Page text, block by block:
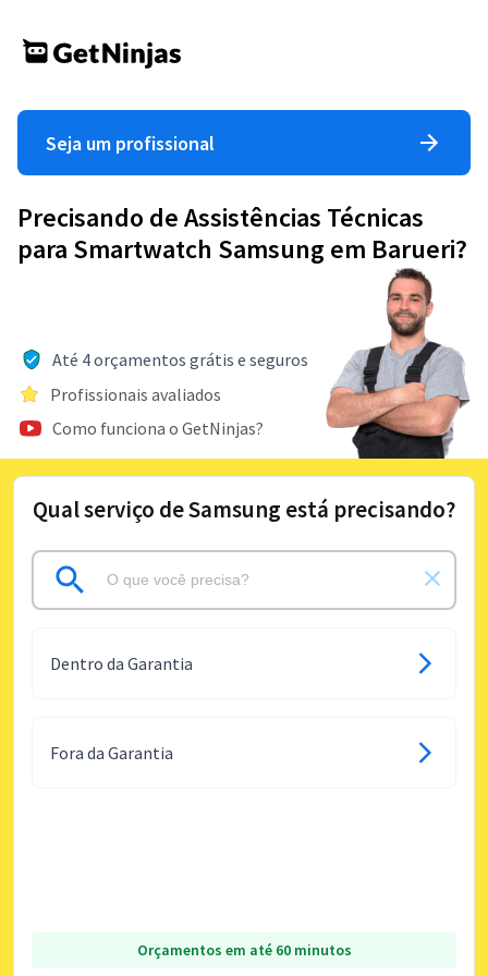
Seja um profissional
Precisando de Assistências Técnicas
para Smartwatch Samsung em Barueri?
Até 4 orçamentos grátis e seguros
Profissionais avaliados
Como funciona o GetNinjas?
Qual serviço de Samsung está precisando?
Dentro da Garantia
Fora da Garantia
Orçamentos em até 60 minutos